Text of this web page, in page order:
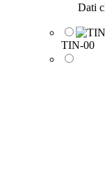
Dati
TIN-00